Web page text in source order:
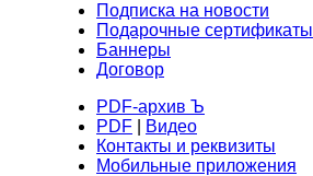
Подписка на новости
Подарочные сертификаты
Баннеры
Договор
PDF-архив Ъ
PDF
Видео
Контакты и реквизиты
Мобильные приложения